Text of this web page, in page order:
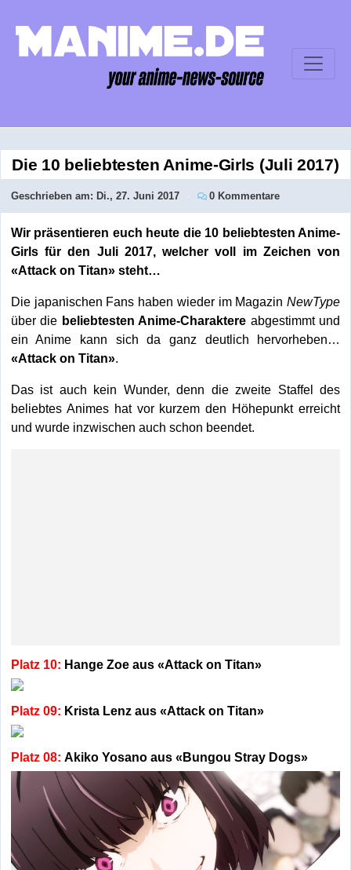
Die 10 beliebtesten Anime-Girls (Juli 2017)
Geschrieben am: Di., 27. Juni 2017 0 Kommentare
Wir präsentieren euch heute die 10 beliebtesten Anime-
Girls für den Juli 2017, welcher voll im Zeichen von
«Attack on Titan» steht…
Die japanischen Fans haben wieder im Magazin NewType
über die beliebtesten Anime-Charaktere abgestimmt und
ein Anime kann sich da ganz deutlich hervorheben…
«Attack on Titan».
Das ist auch kein Wunder, denn die zweite Staffel des
beliebtes Animes hat vor kurzem den Höhepunkt erreicht
und wurde inzwischen auch schon beendet.
Platz 10: Hange Zoe aus «Attack on Titan»
Platz 09: Krista Lenz aus «Attack on Titan»
Platz 08: Akiko Yosano aus «Bungou Stray Dogs»